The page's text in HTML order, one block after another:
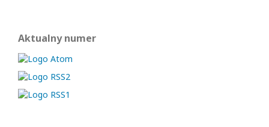
Aktualny numer